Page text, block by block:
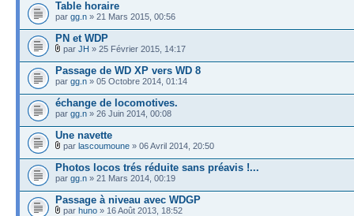
Table horaire
par gg.n » 21 Mars 2015, 00:56
PN et WDP
par JH » 25 Février 2015, 14:17
Passage de WD XP vers WD 8
par gg.n » 05 Octobre 2014, 01:14
échange de locomotives.
par gg.n » 26 Juin 2014, 00:08
Une navette
par lascoumoune » 06 Avril 2014, 20:50
Photos locos trés réduite sans préavis !...
par gg.n » 21 Mars 2014, 00:19
Passage à niveau avec WDGP
par huno » 16 Août 2013, 18:52